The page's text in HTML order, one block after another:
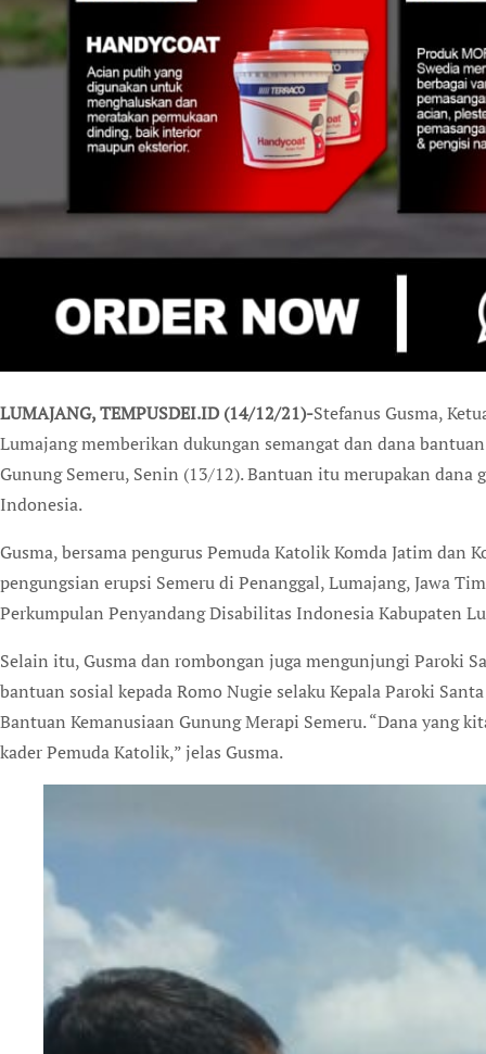
LUMAJANG, TEMPUSDEI.ID (14/12/21)-Stefanus Gusma,
Lumajang memberikan dukungan semangat dan dana
Gunung Semeru, Senin (13/12). Bantuan itu merupakan
Indonesia.
Gusma, bersama pengurus Pemuda Katolik Komda Jatim dan
pengungsian erupsi Semeru di Penanggal, Lumajang, Jawa
Perkumpulan Penyandang Disabilitas Indonesia Kabupaten
Selain itu, Gusma dan rombongan juga mengunjungi Paroki
bantuan sosial kepada Romo Nugie selaku Kepala Paroki
Bantuan Kemanusiaan Gunung Merapi Semeru. “Dana yang
kader Pemuda Katolik,” jelas Gusma.